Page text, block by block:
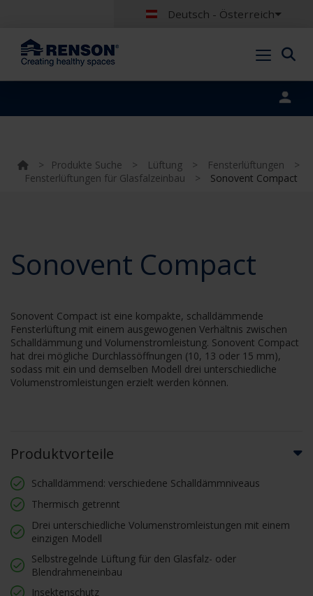
Deutsch - Österreich
> Produkte Suche > Lüftung > Fensterlüftungen
>
Fensterlüftungen für Glasfalzeinbau
> Sonovent Compact
Sonovent Compact
Sonovent Compact ist eine kompakte, schalldämmende
Fensterlüftung mit einem ausgewogenen Verhältnis zwischen
Schalldämmung und Volumenstromleistung. Sonovent Compact
hat drei mögliche Durchlassöffnungen (10, 13 oder 15 mm),
sodass mit ein und demselben Modell drei unterschiedliche
Volumenstromleistungen erzielt werden können.
Produktvorteile
Schalldämmend: verschiedene Schalldämmniveaus
Thermisch getrennt
Drei unterschiedliche Volumenstromleistungen mit einem
einzigen Modell
Selbstregelnde Lüftung für den Glasfalz- oder
Blendrahmeneinbau
Insektenschutz